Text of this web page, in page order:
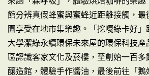
館分辨真假蜂蜜與蜜蜂近距離接觸，最
園享受在地市集樂趣。「挖嘎綠卡好
大學潔綠永續環保未來屋的環保科技產
區認識客家文化及菸樓，至創始一百
釀造館，體驗手作醬油，最後前往「